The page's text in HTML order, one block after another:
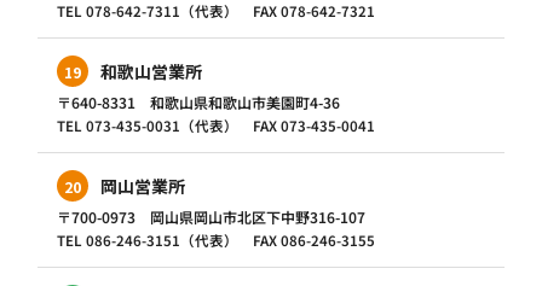
TEL 078-642-7311（代表） FAX 078-642-7321
19 和歌山営業所
〒640-8331 和歌山県和歌山市美園町4-36
TEL 073-435-0031（代表） FAX 073-435-0041
20 岡山営業所
〒700-0973 岡山県岡山市北区下中野316-107
TEL 086-246-3151（代表） FAX 086-246-3155